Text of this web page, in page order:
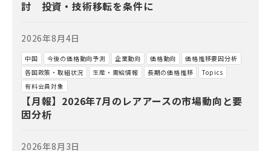
討 投資・技術移転を条件に
2026年8月4日
中国 今後の価格動向予測 企業動向 価格動向
価格推移要因分析
各国政策・取組状況
生産・需給情報 長期の価格推移
Topics
有料会員対象
【月報】2026年7月のレアアースの市場動向と要
因分析
2026年8月3日